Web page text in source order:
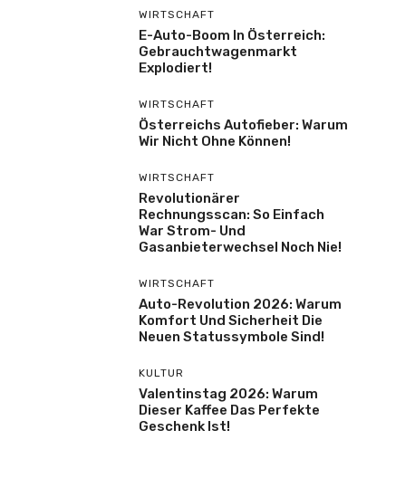
WIRTSCHAFT
E-Auto-Boom In Österreich:
Gebrauchtwagenmarkt
Explodiert!
WIRTSCHAFT
Österreichs Autofieber: Warum
Wir Nicht Ohne Können!
WIRTSCHAFT
Revolutionärer
Rechnungsscan: So Einfach
War Strom- Und
Gasanbieterwechsel Noch Nie!
WIRTSCHAFT
Auto-Revolution 2026: Warum
Komfort Und Sicherheit Die
Neuen Statussymbole Sind!
KULTUR
Valentinstag 2026: Warum
Dieser Kaffee Das Perfekte
Geschenk Ist!